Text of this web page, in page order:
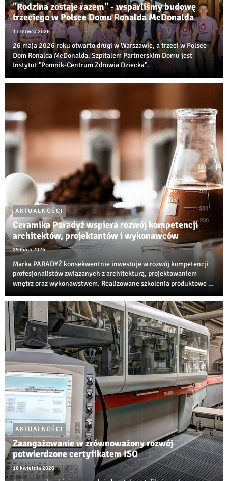
"Rodzina zostaje razem" - wsparliśmy budowę
trzeciego w Polsce Domu Ronalda McDonalda
1 czerwca 2026
26 maja 2026 roku otwarto drugi w Warszawie, a trzeci w Polsce
Dom Ronalda McDonalda. Szpitalem Partnerskim Domu jest
Instytut "Pomnik-Centrum Zdrowia Dziecka".
AKTUALNOŚCI
Ceramika Paradyż wspiera rozwój kompetencji
architektów, projektantów i wykonawców
29 maja 2026
Marka PARADYŻ konsekwentnie inwestuje w rozwój kompetencji
profesjonalistów związanych z architekturą, projektowaniem
wnętrz oraz wykonawstwem. Realizowane szkolenia produktowe i
edukacyjnych w branży ceramiczne...
AKTUALNOŚCI
Zaangażowanie w zrównoważony rozwój
potwierdzone certyfikatem ISO
16 kwietnia 2026